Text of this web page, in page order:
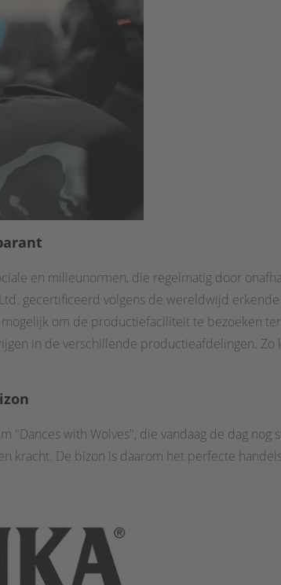
en milieunormen, die regelmatig door
gecertificeerd volgens de wereldwijd
om de productiefaciliteit te bezoeken
in de verschillende productieafdelingen.
"Dances with Wolves", die vandaag de dag
kracht. De bizon is daarom het perfecte